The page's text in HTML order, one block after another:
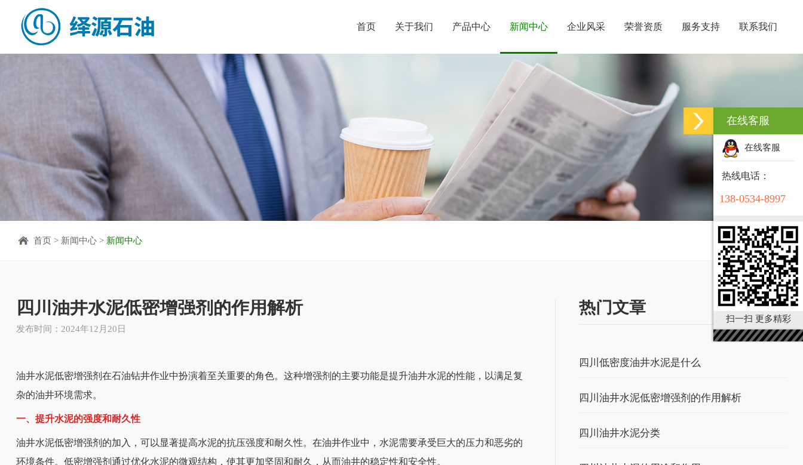
首页 关于我们 产品中心 新闻中心 企业风采 荣誉资质 服务支持 联系我们
首页> 新闻中心> 新闻中心
四川油井水泥低密增强剂的作用解析
发布时间：2024年12月20日
油井水泥低密增强剂在石油钻井作业中扮演着至关重要的角色。这种增强剂的主要功能是提升油井水泥的性能，以满足复
杂的油井环境需求。
一、提升水泥的强度和耐久性
油井水泥低密增强剂的加入，可以显著提高水泥的抗压强度和耐久性。在油井作业中，水泥需要承受巨大的压力和恶劣的
环境条件。低密增强剂通过优化水泥的微观结构，使其更加坚固和耐久，从而油井的稳定性和安全性。
热门文章
四川低密度油井水泥是什么
四川油井水泥低密增强剂的作用解析
四川油井水泥分类
在线客服
在线客服
热线电话：
138-0534-8997
扫一扫 更多精彩